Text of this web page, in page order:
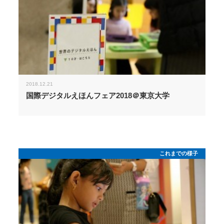
2018.12.21
国際デジタルえほんフェア2018＠東京大学
これまでの様子